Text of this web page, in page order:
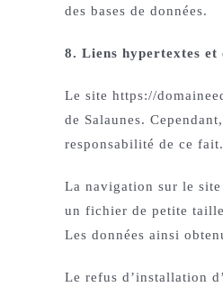
des bases de données.
8. Liens hypertextes et
Le site https://
de Salaunes.
responsabilité de ce fait.
La navigation sur le
un fichier de petite
Les données ainsi
Le refus d’installation